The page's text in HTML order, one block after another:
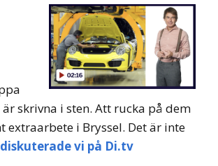
är skrivna i sten. Att rucka på dem
extraarbete i Bryssel. Det är inte
vi på Di.tv